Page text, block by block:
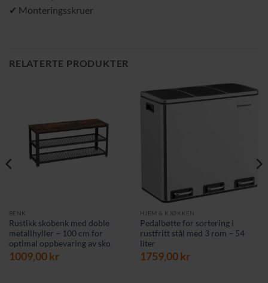
✔ Monteringsskruer
RELATERTE PRODUKTER
BENK
Rustikk skobenk med doble
metallhyller – 100 cm for
optimal oppbevaring av sko
1009,00kr
HJEM & KJØKKEN
Pedalbøtte for sortering i
rustfritt stål med 3 rom – 54
liter
1759,00kr